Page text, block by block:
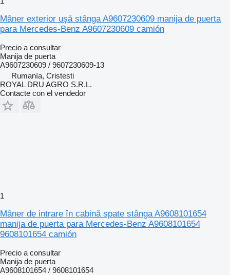
Mâner exterior ușă stânga A9607230609 manija de puerta
para Mercedes-Benz A9607230609 camión
Precio a consultar
Manija de puerta
A9607230609 / 9607230609-13
Rumanía, Cristesti
ROYAL DRU AGRO S.R.L.
Contacte con el vendedor
1
Mâner de intrare în cabină spate stânga A9608101654
manija de puerta para Mercedes-Benz A9608101654
9608101654 camión
Precio a consultar
Manija de puerta
A9608101654 / 9608101654